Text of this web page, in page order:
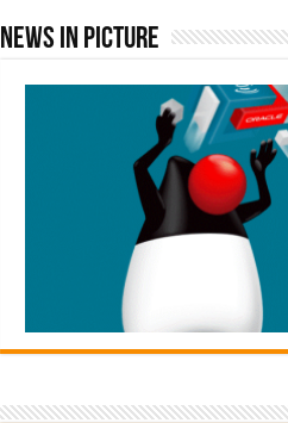
News In Picture